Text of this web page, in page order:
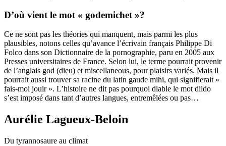
D’où vient le mot « godemichet »?
Ce ne sont pas les théories qui manquent, mais parmi les plus
plausibles, notons celles qu’avance l’écrivain français Philippe Di
Folco dans son Dictionnaire de la pornographie, paru en 2005 aux
Presses universitaires de France. Selon lui, le terme pourrait provenir
de l’anglais god (dieu) et miscellaneous, pour plaisirs variés. Mais il
pourrait aussi trouver sa racine du latin gaude mihi, qui signifierait «
fais-moi jouir ». L’histoire ne dit pas pourquoi diable le mot dildo
s’est imposé dans tant d’autres langues, entremêlées ou pas…
Aurélie Lagueux-Beloin
Du tyrannosaure au climat